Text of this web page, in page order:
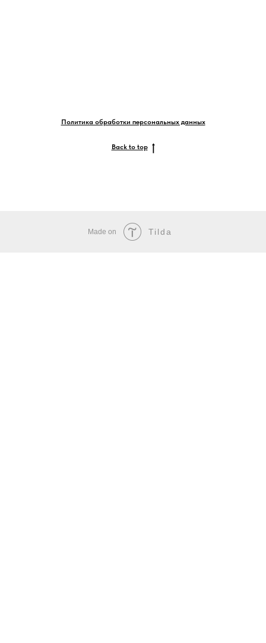
Политика обработки персональных данных
Back to top
Made on Tilda